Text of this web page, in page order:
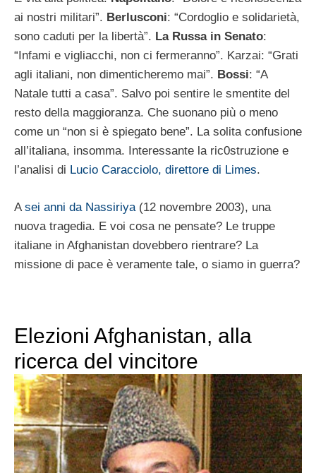
ai nostri militari”. Berlusconi: “Cordoglio e solidarietà,
sono caduti per la libertà”. La Russa in Senato:
“Infami e vigliacchi, non ci fermeranno”. Karzai: “Grati
agli italiani, non dimenticheremo mai”. Bossi: “A
Natale tutti a casa”. Salvo poi sentire le smentite del
resto della maggioranza. Che suonano più o meno
come un “non si è spiegato bene”. La solita confusione
all’italiana, insomma. Interessante la ric0struzione e
l’analisi di Lucio Caracciolo, direttore di Limes.
A sei anni da Nassiriya (12 novembre 2003), una
nuova tragedia. E voi cosa ne pensate? Le truppe
italiane in Afghanistan dovebbero rientrare? La
missione di pace è veramente tale, o siamo in guerra?
Elezioni Afghanistan, alla
ricerca del vincitore